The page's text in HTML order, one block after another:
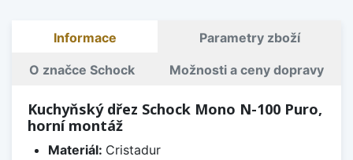
Informace Parametry zboží
O značce Schock Možnosti a ceny dopravy
Kuchyňský dřez Schock Mono N-100 Puro,
horní montáž
Materiál: Cristadur